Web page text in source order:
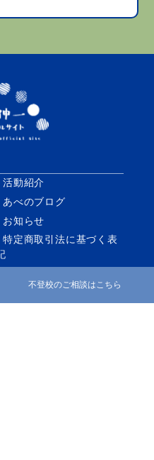
不登校のご相談はこちら
活動紹介
あべのブログ
お知らせ
特定商取引法に基づく表